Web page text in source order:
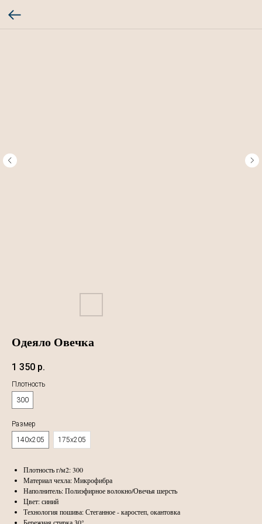
Одеяло Овечка
1 350 р.
Плотность
300
Размер
140х205
175х205
Плотность г/м2: 300
Материал чехла: Микрофибра
Наполнитель: Полиэфирное волокно/Овечья шерсть
Цвет: синий
Технология пошива: Стеганное - каростеп, окантовка